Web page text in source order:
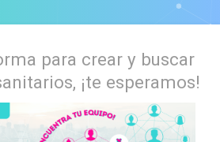
para crear y buscar
¡te esperamos!